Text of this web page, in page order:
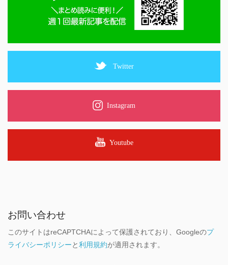
Twitter
Instagram
Youtube
お問い合わせ
このサイトはreCAPTCHAによって保護されており、Googleのプ
ライバシーポリシーと利用規約が適用されます。